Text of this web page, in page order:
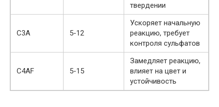
твердении
C3A 5-12
Ускоряет начальную
реакцию, требует
контроля сульфатов
C4AF 5-15
Замедляет реакцию,
влияет на цвет и
устойчивость